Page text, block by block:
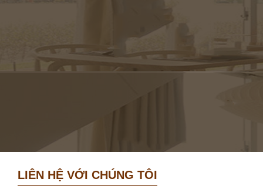
LIÊN HỆ VỚI CHÚNG TÔI